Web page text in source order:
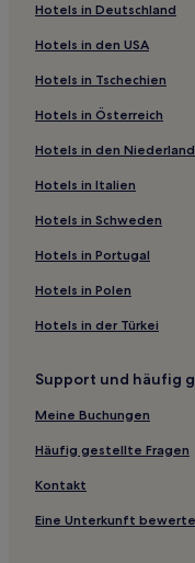
Kreis Kani: Hotels
Tsuka Hotels
Hotels nahe Oyada-
Hotels nahe Station
Hotels nahe Bahnhof
Kreis Ibi: Hotels
Hichiso Hotels
Kitagata Hotels
Kreis Yoro: Hotels
Hotels nahe
Hotels nahe
Kanedaira Hotels
Hotels nahe Ōta-juku
Tokuyama Hotels
Hotels nahe Gujō-
Hotels in Deutschland
Hotels in den USA
Hotels in Tschechien
Hotels in Österreich
Hotels in den
Hotels in Italien
Hotels in Schweden
Hotels in Portugal
Hotels in Polen
Hotels in der Türkei
Support und häufig
Meine Buchungen
Häufig gestellte Fragen
Kontakt
Eine Unterkunft